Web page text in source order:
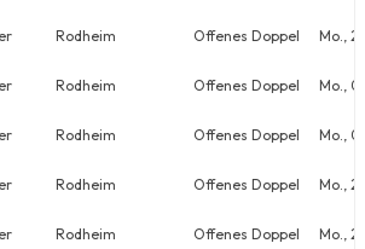
Rodheim Offenes Doppel Mo.,
Rodheim Offenes Doppel Mo.,
Rodheim Offenes Doppel Mo.,
Rodheim Offenes Doppel Mo.,
Rodheim Offenes Doppel Mo.,